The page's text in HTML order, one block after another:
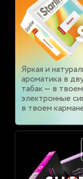
Яркая и
ароматика в
табак — в
электронные
в твоем